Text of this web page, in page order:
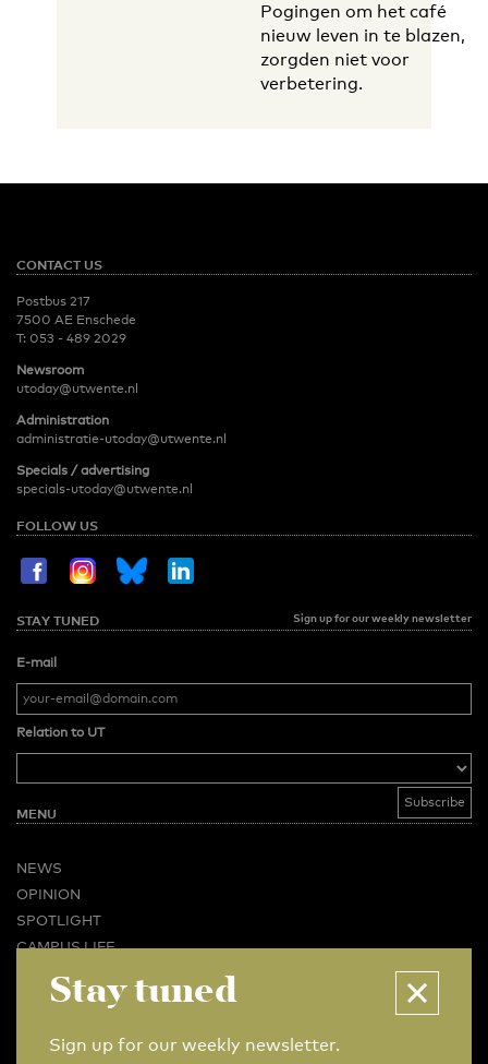
Pogingen om het café
nieuw leven in te blazen,
zorgden niet voor
verbetering.
CONTACT US
Postbus 217
7500 AE Enschede
T: 053 - 489 2029
Newsroom
utoday@utwente.nl
Administration
administratie-utoday@utwente.nl
Specials / advertising
specials-utoday@utwente.nl
FOLLOW US
STAY TUNED Sign up for our weekly newsletter
E-mail
Relation to UT
MENU
NEWS
OPINION
SPOTLIGHT
CAMPUS LIFE
BUSINESS & CAREER
Stay tuned
Sign up for our weekly newsletter.